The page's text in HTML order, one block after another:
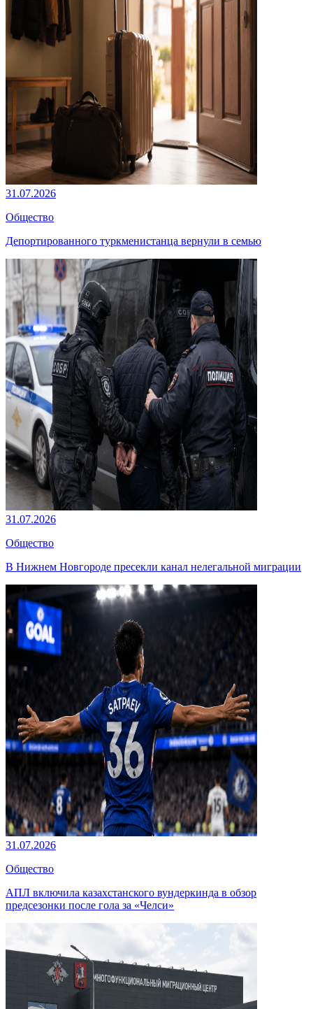
31.07.2026
Общество
Депортированного туркменистанца вернули в семью
31.07.2026
Общество
В Нижнем Новгороде пресекли канал нелегальной миграции
31.07.2026
Общество
АПЛ включила казахстанского вундеркинда в обзор
предсезонки после гола за «Челси»